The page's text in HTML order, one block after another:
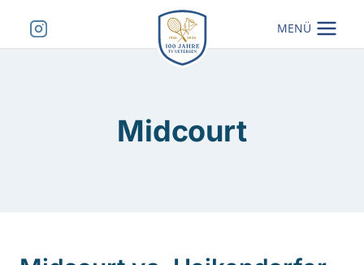
Inhalt
MENÜ
Midcourt